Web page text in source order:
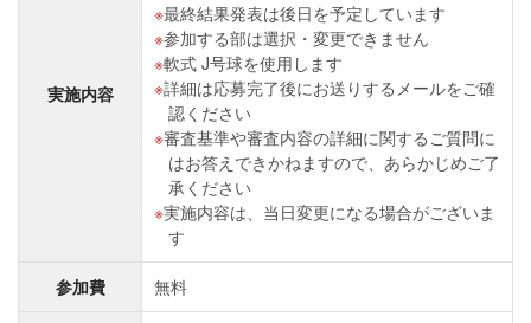
実施内容
最終結果発表は後日を予定しています
参加する部は選択・変更できません
軟式 J号球を使⽤します
詳細は応募完了後にお送りするメールをご確
認ください
審査基準や審査内容の詳細に関するご質問に
はお答えできかねますので、あらかじめご了
承ください
実施内容は、当日変更になる場合がございま
す
参加費 無料